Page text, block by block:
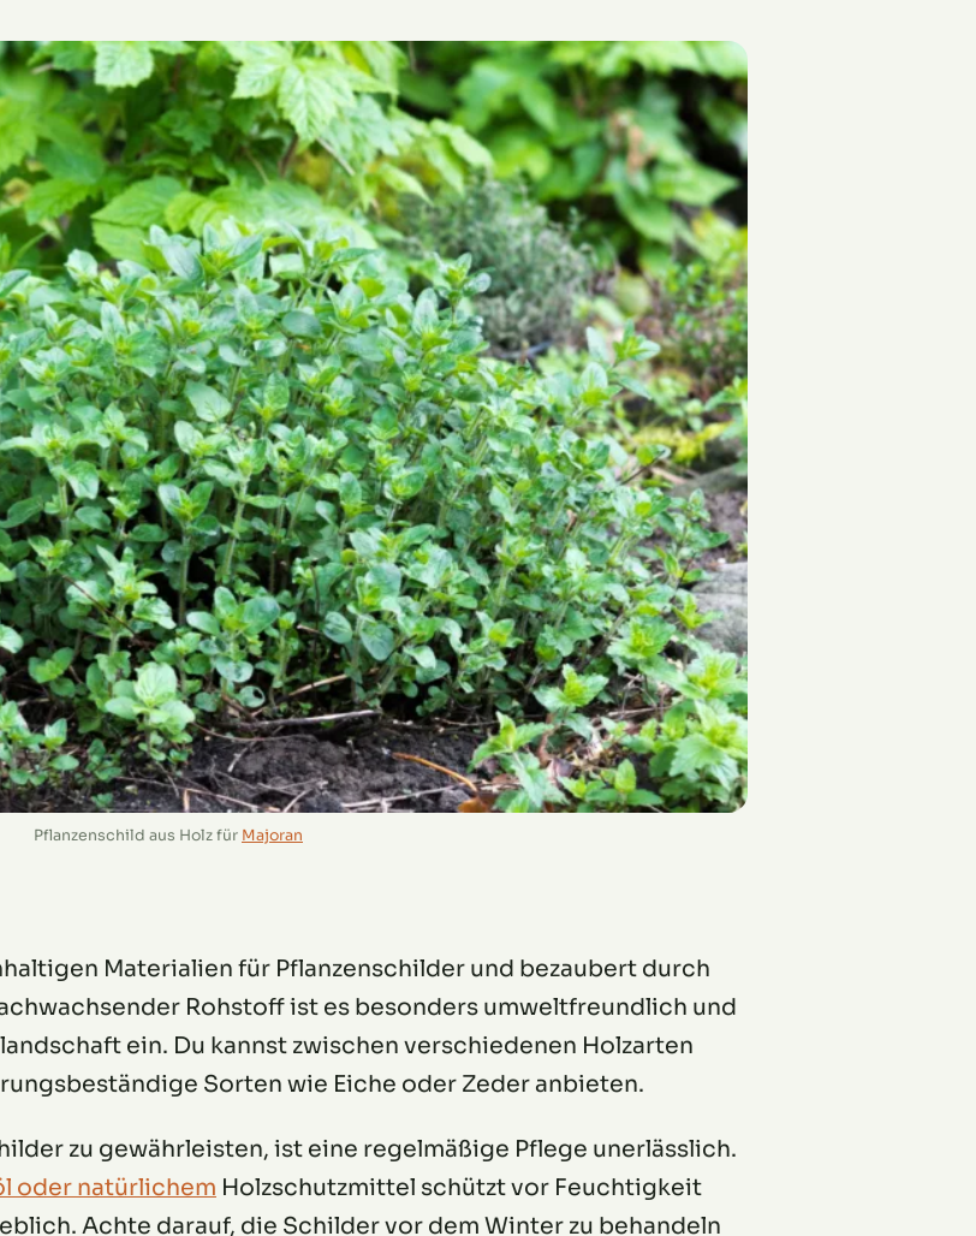
Pflanzenschild aus Holz für Majoran
Materialien für Pflanzenschilder und bezaubert durch
Rohstoff ist es besonders umweltfreundlich und
ein. Du kannst zwischen verschiedenen Holzarten
Sorten wie Eiche oder Zeder anbieten.
zu gewährleisten, ist eine regelmäßige Pflege unerlässlich.
oder natürlichem Holzschutzmittel schützt vor Feuchtigkeit
Achte darauf, die Schilder vor dem Winter zu behandeln